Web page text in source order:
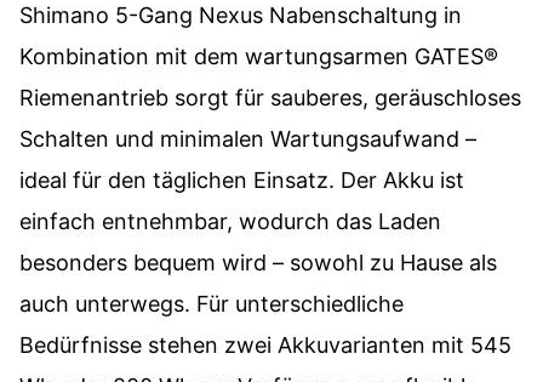
Shimano 5-Gang Nexus Nabenschaltung in
Kombination mit dem wartungsarmen GATES®
Riemenantrieb sorgt für sauberes, geräuschloses
Schalten und minimalen Wartungsaufwand –
ideal für den täglichen Einsatz. Der Akku ist
einfach entnehmbar, wodurch das Laden
besonders bequem wird – sowohl zu Hause als
auch unterwegs. Für unterschiedliche
Bedürfnisse stehen zwei Akkuvarianten mit 545